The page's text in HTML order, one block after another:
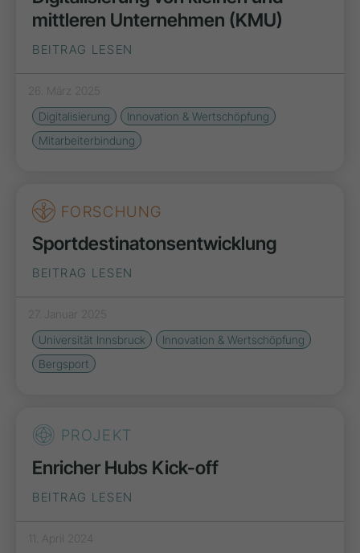
mittleren Unternehmen (KMU)
BEITRAG LESEN
26. März 2025
Digitalisierung
Innovation & Wertschöpfung
Mitarbeiterbindung
FORSCHUNG
Sportdestinatonsentwicklung
BEITRAG LESEN
27. Januar 2025
Universität Innsbruck
Innovation & Wertschöpfung
Bergsport
PROJEKT
Enricher Hubs Kick-off
BEITRAG LESEN
11. April 2024